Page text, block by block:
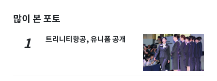
많이 본 포토
1 트리니티항공, 유니폼 공개